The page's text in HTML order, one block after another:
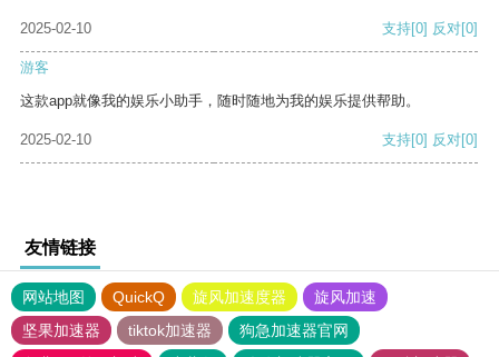
2025-02-10 支持[0] 反对[0]
游客
这款app就像我的娱乐小助手，随时随地为我的娱乐提供帮助。
2025-02-10 支持[0] 反对[0]
友情链接
网站地图 QuickQ 旋风加速度器
旋风加速
坚果加速器
tiktok加速器
狗急加速器官网